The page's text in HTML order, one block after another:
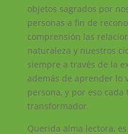
objetos sagrados por
personas a fin de
comprensión las
naturaleza y nuestros
siempre a través de la
además de aprender lo
persona, y por eso
transformador.
Querida alma lectora,